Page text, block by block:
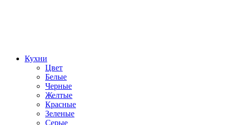
Кухни
Цвет
Белые
Черные
Желтые
Красные
Зеленые
Серые